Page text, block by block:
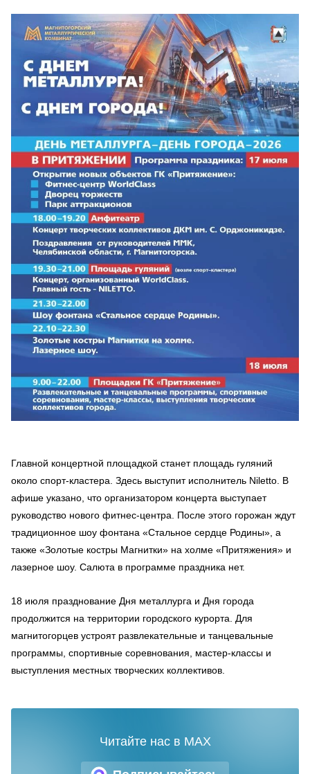
Главной концертной площадкой станет площадь гуляний
около спорт-кластера. Здесь выступит исполнитель Niletto. В
афише указано, что организатором концерта выступает
руководство нового фитнес-центра. После этого горожан ждут
традиционное шоу фонтана «Стальное сердце Родины», а
также «Золотые костры Магнитки» на холме «Притяжения» и
лазерное шоу. Салюта в программе праздника нет.
18 июля празднование Дня металлурга и Дня города
продолжится на территории городского курорта. Для
магнитогорцев устроят развлекательные и танцевальные
программы, спортивные соревнования, мастер-классы и
выступления местных творческих коллективов.
Читайте нас в MAX